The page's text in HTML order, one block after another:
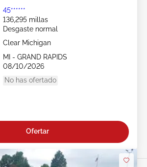
45******
136,295 millas
Desgaste normal
Clear Michigan
MI - GRAND RAPIDS
08/10/2026
No has ofertado
Ofertar